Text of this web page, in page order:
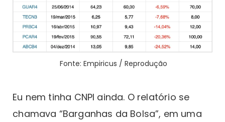
Fonte: Empiricus / Reprodução
Eu nem tinha CNPI ainda. O relatório se
chamava “Barganhas da Bolsa”, em uma